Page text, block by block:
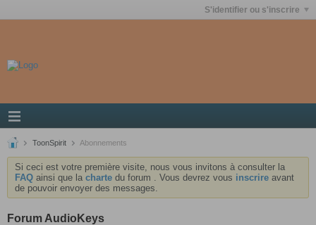
S'identifier ou s'inscrire
ToonSpirit Abonnements
Si ceci est votre première visite, nous vous invitons à consulter la
FAQ ainsi que la charte du forum . Vous devrez vous inscrire avant
de pouvoir envoyer des messages.
Forum AudioKeys